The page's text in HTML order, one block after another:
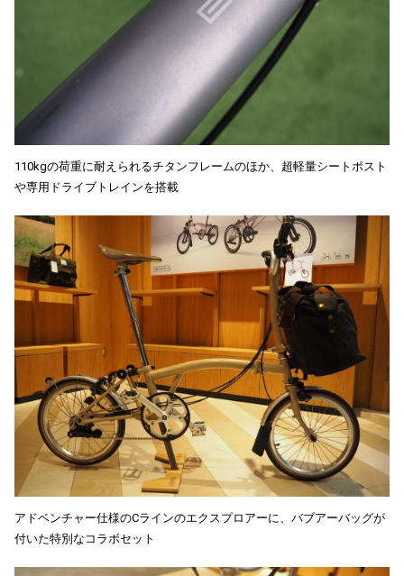
110kgの荷重に耐えられるチタンフレームのほか、超軽量シートポスト
や専用ドライブトレインを搭載
アドベンチャー仕様のCラインのエクスプロアーに、バブアーバッグが
付いた特別なコラボセット